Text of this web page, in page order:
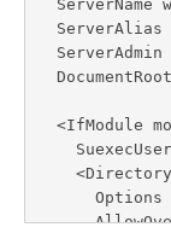
  ServerAdmin
      AllowOverride All